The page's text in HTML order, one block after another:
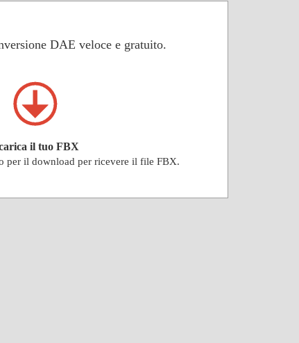
DAE veloce e gratuito.
il tuo FBX
per il download per ricevere il file FBX.